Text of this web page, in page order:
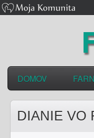
DOMOV
DIANIE VO